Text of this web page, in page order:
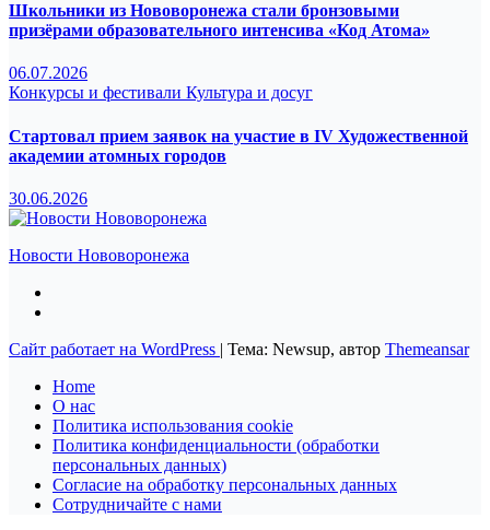
Школьники из Нововоронежа стали бронзовыми
призёрами образовательного интенсива «Код Атома»
06.07.2026
Конкурсы и фестивали Культура и досуг
Стартовал прием заявок на участие в IV Художественной
академии атомных городов
30.06.2026
Новости Нововоронежа
Сайт работает на WordPress | Тема: Newsup, автор Themeansar
Home
О нас
Политика использования cookie
Политика конфиденциальности (обработки
персональных данных)
Согласие на обработку персональных данных
Сотрудничайте с нами